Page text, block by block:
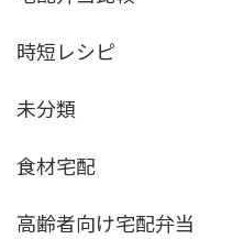
時短レシピ
未分類
食材宅配
高齢者向け宅配弁当